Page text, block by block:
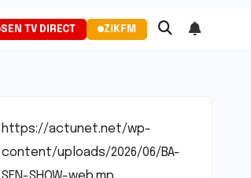
SEN TV DIRECT ZIKFM
https://actunet.net/wp-
content/uploads/2026/06/BA-